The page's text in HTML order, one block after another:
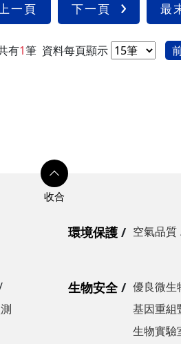
一頁 下一頁 最
有1筆 資料每頁顯示
環境保護 空氣品質
生物安全
優良微生
基因重組
生物實驗